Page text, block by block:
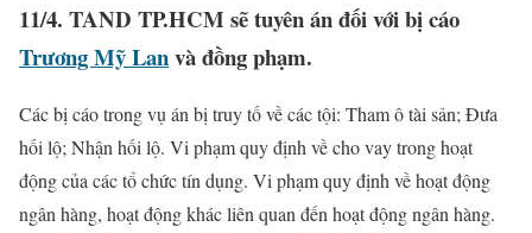
11/4. TAND TP.HCM sẽ tuyên án đối với bị cáo
Trương Mỹ Lanvà đồng phạm.
Các bị cáo trong vụ án bị truy tố về các tội: Tham ô tài sản; Đưa
hối lộ; Nhận hối lộ. Vi phạm quy định về cho vay trong hoạt
động của các tổ chức tín dụng. Vi phạm quy định về hoạt động
ngân hàng, hoạt động khác liên quan đến hoạt động ngân hàng.